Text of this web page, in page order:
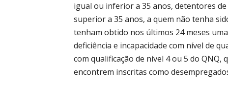
igual ou inferior a 35 anos, detentores de
superior a 35 anos, a quem não tenha
tenham obtido nos últimos 24 meses
deficiência e incapacidade com nível de
com qualificação de nível 4 ou 5 do QNQ,
encontrem inscritas como